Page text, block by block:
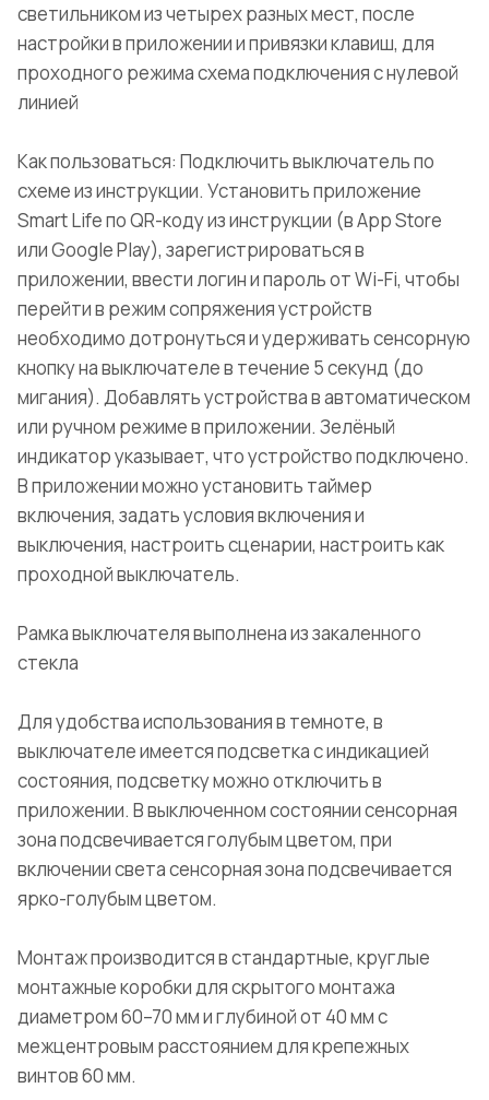
светильником из четырех разных мест, после
настройки в приложении и привязки клавиш, для
проходного режима схема подключения с нулевой
линией
Как пользоваться: Подключить выключатель по
схеме из инструкции. Установить приложение
Smart Life по QR-коду из инструкции (в App Store
или Google Play), зарегистрироваться в
приложении, ввести логин и пароль от Wi-Fi, чтобы
перейти в режим сопряжения устройств
необходимо дотронуться и удерживать сенсорную
кнопку на выключателе в течение 5 секунд (до
мигания). Добавлять устройства в автоматическом
или ручном режиме в приложении. Зелёный
индикатор указывает, что устройство подключено.
В приложении можно установить таймер
включения, задать условия включения и
выключения, настроить сценарии, настроить как
проходной выключатель.
Рамка выключателя выполнена из закаленного
стекла
Для удобства использования в темноте, в
выключателе имеется подсветка с индикацией
состояния, подсветку можно отключить в
приложении. В выключенном состоянии сенсорная
зона подсвечивается голубым цветом, при
включении света сенсорная зона подсвечивается
ярко-голубым цветом.
Монтаж производится в стандартные, круглые
монтажные коробки для скрытого монтажа
диаметром 60–70 мм и глубиной от 40 мм с
межцентровым расстоянием для крепежных
винтов 60 мм.